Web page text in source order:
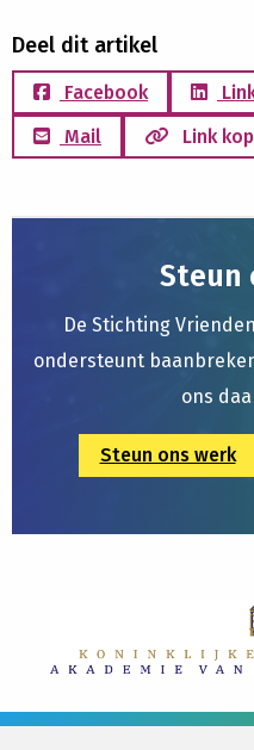
Deel dit artikel
Facebook
Mail
Link
Steun
De Stichting
ondersteunt
ons
Steun ons werk